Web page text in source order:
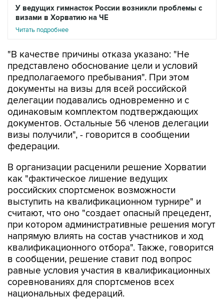
У ведущих гимнасток России возникли проблемы с
визами в Хорватию на ЧЕ
Читать подробнее
"В качестве причины отказа указано: "Не
представлено обоснование цели и условий
предполагаемого пребывания". При этом
документы на визы для всей российской
делегации подавались одновременно и с
одинаковым комплектом подтверждающих
документов. Остальные 56 членов делегации
визы получили", - говорится в сообщении
федерации.
В организации расценили решение Хорватии
как "фактическое лишение ведущих
российских спортсменок возможности
выступить на квалификационном турнире" и
считают, что оно "создает опасный прецедент,
при котором административные решения могут
напрямую влиять на состав участников и ход
квалификационного отбора". Также, говорится
в сообщении, решение ставит под вопрос
равные условия участия в квалификационных
соревнованиях для спортсменов всех
национальных федераций.